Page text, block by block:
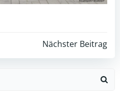
Post
navigation
Nächster Beitrag